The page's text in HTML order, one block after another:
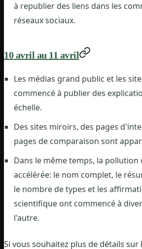
à republier des liens dans les
réseaux sociaux.
10 avril au 11 avril
Les médias grand public et les
commencé à publier des
échelle.
Des sites miroirs, des pages
pages de comparaison sont
Dans le même temps, la
accélérée: le nom complet, le
le nombre de types et les
scientifique ont commencé à
l'autre.
Si vous souhaitez plus de détails